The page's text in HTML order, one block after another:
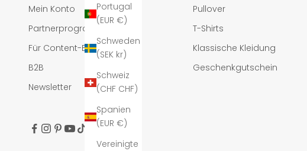
Portugal
(EUR €)
Schweden
(SEK kr)
Schweiz
(CHF CHF)
Spanien
(EUR €)
Vereinigte
Mein Konto
Partnerprogramm
Für Content-Ersteller
B2B
Newsletter
Pullover
T-Shirts
Klassische Kleidung
Geschenkgutschein